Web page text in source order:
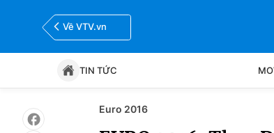
Về VTV.vn
TIN TỨC
Tin tức Euro 2016